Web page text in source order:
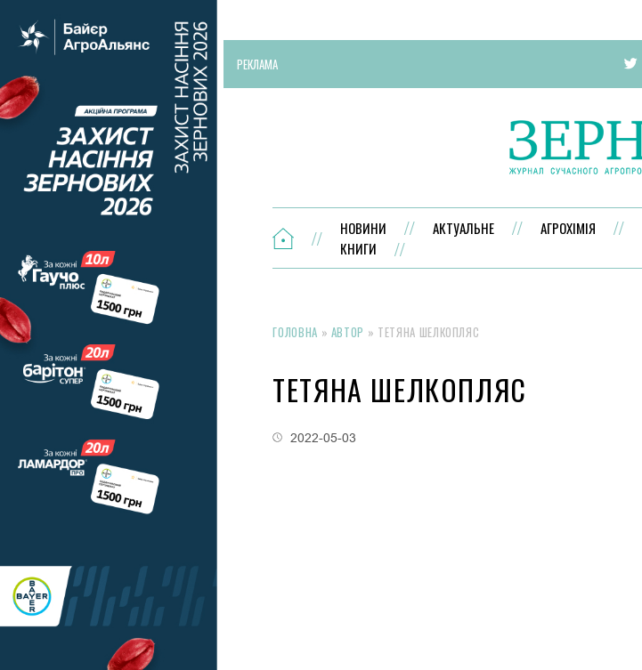
РЕКЛАМА
НОВИНИ АКТУАЛЬНЕ АГРОХІМІЯ
КНИГИ
ГОЛОВНА » АВТОР » ТЕТЯНА ШЕЛКОПЛЯС
ТЕТЯНА ШЕЛКОПЛЯС
2022-05-03